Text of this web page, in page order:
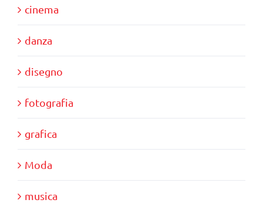
cinema
danza
disegno
fotografia
grafica
Moda
musica